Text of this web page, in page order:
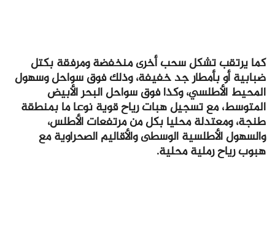
كما يرتقب تشكل سحب أخرى منخفضة ومرفقة بكتل
ضبابية أو بأمطار جد خفيفة، وذلك فوق سواحل وسهول
المحيط الأطلسي، وكذا فوق سواحل البحر الأبيض
المتوسط، مع تسجيل هبات رياح قوية نوعا ما بمنطقة
طنجة، ومعتدلة محليا بكل من مرتفعات الأطلس،
والسهول الأطلسية الوسطى والأقاليم الصحراوية مع
هبوب رياح رملية محلية.